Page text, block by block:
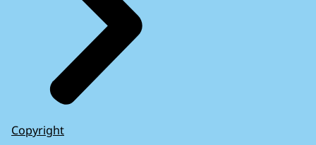
Copyright